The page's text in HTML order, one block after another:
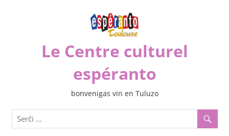
Le Centre culturel
espéranto
bonvenigas vin en Tuluzo